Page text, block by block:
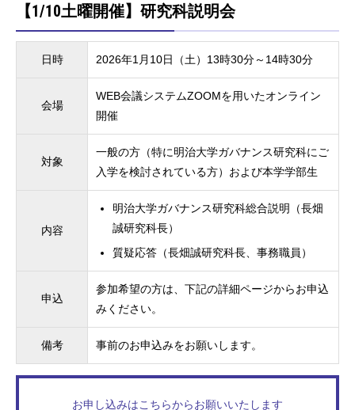
【1/10土曜開催】研究科説明会
日時 2026年1月10日（土）13時30分～14時30分
会場
WEB会議システムZOOMを用いたオンライン
開催
対象
一般の方（特に明治大学ガバナンス研究科にご
入学を検討されている方）および本学学部生
内容
明治大学ガバナンス研究科総合説明（長畑
誠研究科長）
質疑応答（長畑誠研究科長、事務職員）
申込
参加希望の方は、下記の詳細ページからお申込
みください。
備考 事前のお申込みをお願いします。
お申し込みはこちらからお願いいたします